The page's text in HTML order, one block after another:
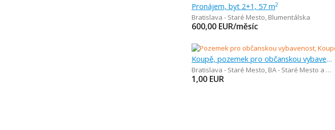
Pronájem, byt 2+1, 57 m2
Bratislava - Staré Mesto, Blumentálska
600,00 EUR/měsíc
Koupě, pozemek pro občanskou vybavenost, 1 m
Bratislava - Staré Mesto, BA - Staré Mesto a okolie
1,00 EUR